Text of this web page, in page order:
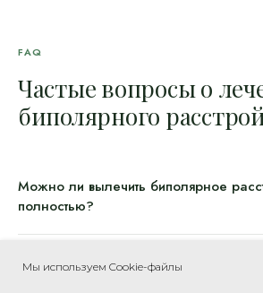
FAQ
Частые вопросы о
биполярного
Можно ли вылечить биполярное
полностью?
невозможно, однако при регулярном
Нужно ли пить стабилизаторы
Мы используем Cookie-файлы